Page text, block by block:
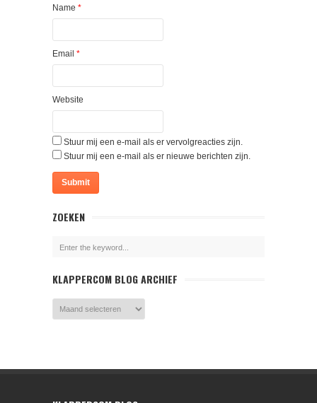
Name *
Email *
Website
Stuur mij een e-mail als er vervolgreacties zijn.
Stuur mij een e-mail als er nieuwe berichten zijn.
ZOEKEN
KLAPPERCOM BLOG ARCHIEF